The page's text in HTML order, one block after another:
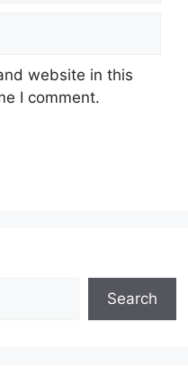
website in this
I comment.
Search